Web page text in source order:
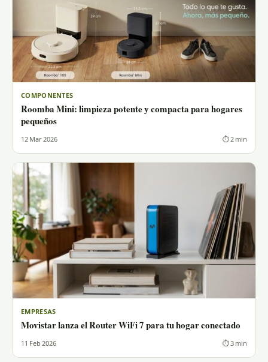
COMPONENTES
Roomba Mini: limpieza potente y compacta para hogares
pequeños
12 Mar 2026 ⏱ 2 min
EMPRESAS
Movistar lanza el Router WiFi 7 para tu hogar conectado
11 Feb 2026 ⏱ 3 min